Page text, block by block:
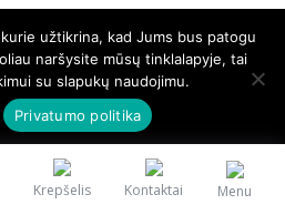
Krepšelis Kontaktai Menu
užtikrina, kad Jums bus patogu
naršysite mūsų tinklalapyje, tai
su slapukų naudojimu.
Privatumo politika